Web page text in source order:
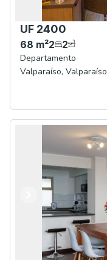
UF 2400
68 m²2 2
Departamento
Valparaíso, Valparaíso
Anterior
Siguiente